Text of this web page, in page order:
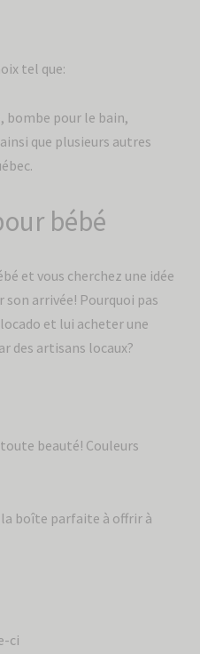
tel que:
bombe pour le bain,
que plusieurs autres
bébé
et vous cherchez une idée
arrivée! Pourquoi pas
et lui acheter une
des artisans locaux?
beauté! Couleurs
boîte parfaite à offrir à
ci